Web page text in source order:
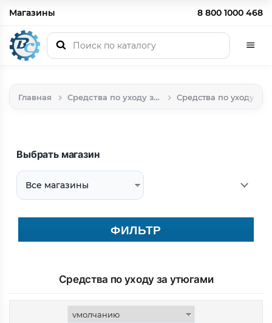
Магазины 8 800 1000 468
Главная Средства по уходу за техникой Средства по уходу за
Выбрать магазин
ФИЛЬТР
Средства по уходу за утюгами